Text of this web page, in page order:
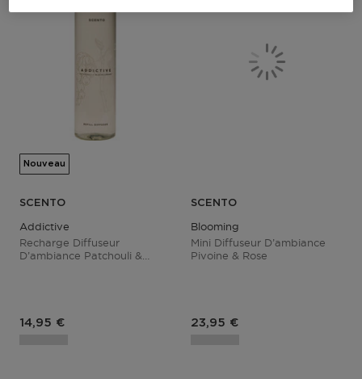
Nouveau
SCENTO
Addictive
Recharge Diffuseur
D’ambiance Patchouli &
Prix du produit
14,95 €
SCENTO
Blooming
Mini Diffuseur D’ambiance
Pivoine & Rose
Prix du produit
23,95 €